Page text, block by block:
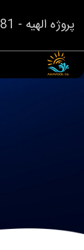
پروژه الهیه - 1381